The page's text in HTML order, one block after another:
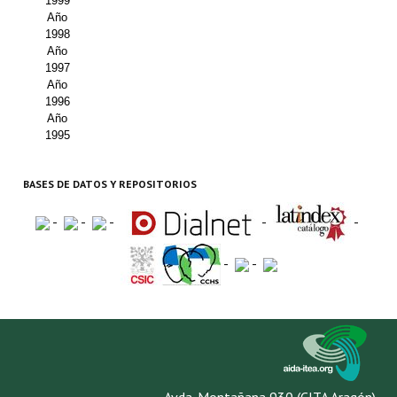
Año
1998
Año
1997
Año
1996
Año
1995
BASES DE DATOS Y REPOSITORIOS
- - - - -
- -